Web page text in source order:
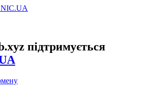
підтримується